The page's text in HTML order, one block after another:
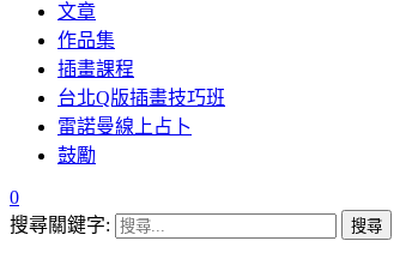
文章
作品集
插畫課程
台北Q版插畫技巧班
雷諾曼線上占卜
鼓勵
0
搜尋關鍵字: